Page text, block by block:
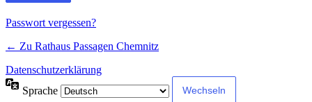
Passwort vergessen?
← Zu Rathaus Passagen Chemnitz
Datenschutzerklärung
Sprache